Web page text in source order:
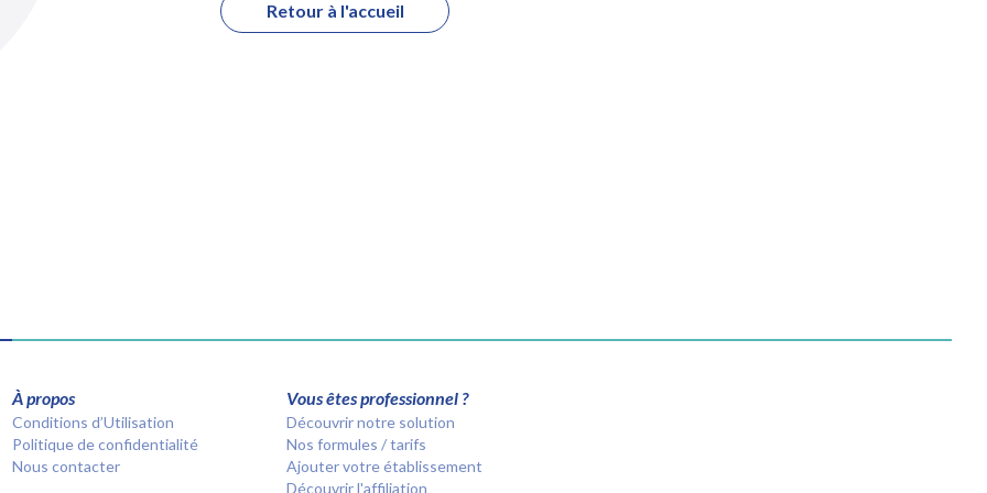
Retour à l'accueil
À propos
Conditions d’Utilisation
Politique de confidentialité
Nous contacter
Vous êtes professionnel ?
Découvrir notre solution
Nos formules / tarifs
Ajouter votre établissement
Découvrir l'affiliation